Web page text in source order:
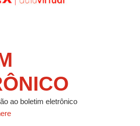
ao boletim eletrônico